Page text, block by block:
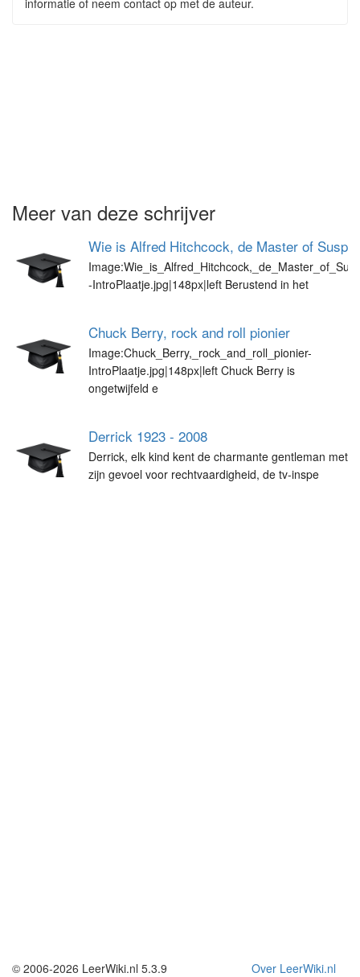
informatie of neem contact op met de auteur.
Meer van deze schrijver
Wie is Alfred Hitchcock, de Master of
-IntroPlaatje.jpg|148px|left Berustend in het
Chuck Berry, rock and roll pionier
Image:Chuck_Berry,_rock_and_roll_pionier-
IntroPlaatje.jpg|148px|left Chuck Berry is
ongetwijfeld e
Derrick 1923 - 2008
Derrick, elk kind kent de charmante gentleman met
zijn gevoel voor rechtvaardigheid, de tv-inspe
Over LeerWiki.nl
© 2006-2026 LeerWiki.nl 5.3.9